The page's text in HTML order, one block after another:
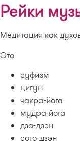
Рейки
Медитация как
Это
суфизм
цигун
чакра-йога
мудра-йога
дза-дзэн
сото-дзэн